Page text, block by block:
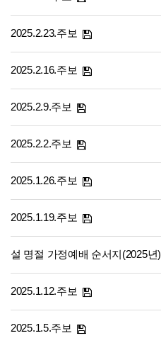
2025.2.23.주보
2025.2.16.주보
2025.2.9.주보
2025.2.2.주보
2025.1.26.주보
2025.1.19.주보
설 명절 가정예배 순서지(2025년)
2025.1.12.주보
2025.1.5.주보